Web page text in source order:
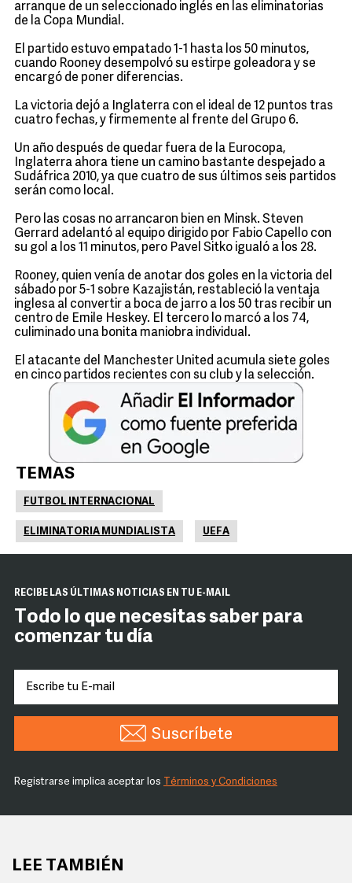
arranque de un seleccionado inglés en las eliminatorias
de la Copa Mundial.
El partido estuvo empatado 1-1 hasta los 50 minutos,
cuando Rooney desempolvó su estirpe goleadora y se
encargó de poner diferencias.
La victoria dejó a Inglaterra con el ideal de 12 puntos tras
cuatro fechas, y firmemente al frente del Grupo 6.
Un año después de quedar fuera de la Eurocopa,
Inglaterra ahora tiene un camino bastante despejado a
Sudáfrica 2010, ya que cuatro de sus últimos seis partidos
serán como local.
Pero las cosas no arrancaron bien en Minsk. Steven
Gerrard adelantó al equipo dirigido por Fabio Capello con
su gol a los 11 minutos, pero Pavel Sitko igualó a los 28.
Rooney, quien venía de anotar dos goles en la victoria del
sábado por 5-1 sobre Kazajistán, restableció la ventaja
inglesa al convertir a boca de jarro a los 50 tras recibir un
centro de Emile Heskey. El tercero lo marcó a los 74,
culiminado una bonita maniobra individual.
El atacante del Manchester United acumula siete goles
en cinco partidos recientes con su club y la selección.
TEMAS
FUTBOL INTERNACIONAL
ELIMINATORIA MUNDIALISTA UEFA
RECIBE LAS ÚLTIMAS NOTICIAS EN TU E-MAIL
Todo lo que necesitas saber para
comenzar tu día
Suscríbete
Registrarse implica aceptar los Términos y Condiciones
LEE TAMBIÉN